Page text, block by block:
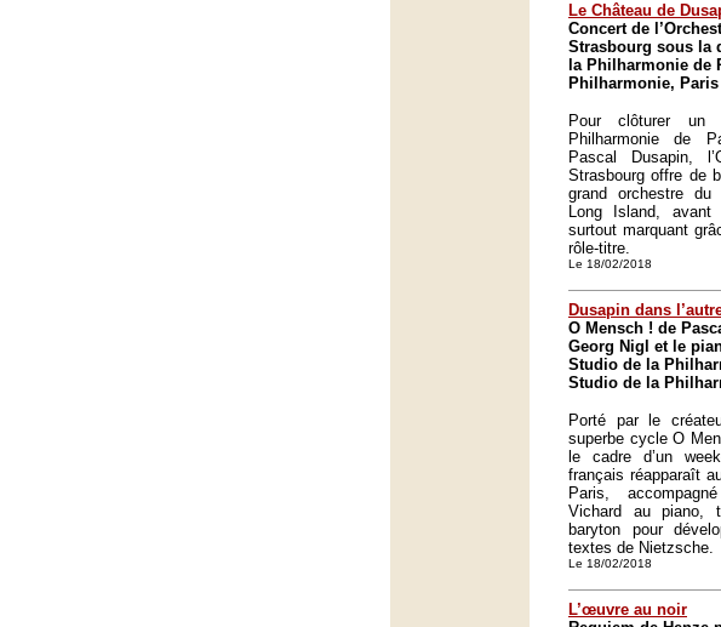
Le Château de
Concert de
Strasbourg sous la
la Philharmonie de
Philharmonie, Paris
Pour clôturer un
Philharmonie de
Pascal Dusapin,
Strasbourg offre de
grand orchestre du
Long Island, avant
surtout marquant
rôle-titre.
Le 18/02/2018
Dusapin dans
O Mensch ! de
Georg Nigl et le
Studio de la
Studio de la
Porté par le
superbe cycle O
le cadre d’un
français réapparaît
Paris,
Vichard au piano,
baryton pour
textes de Nietzsche.
Le 18/02/2018
L’œuvre au noir